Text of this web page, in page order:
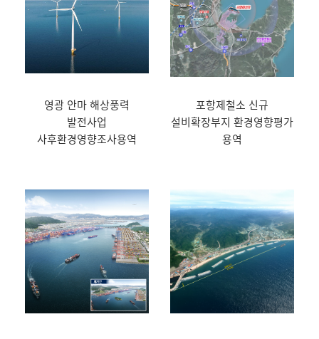
영광 안마 해상풍력
발전사업
사후환경영향조사용역
포항제철소 신규
설비확장부지 환경영향평가
용역